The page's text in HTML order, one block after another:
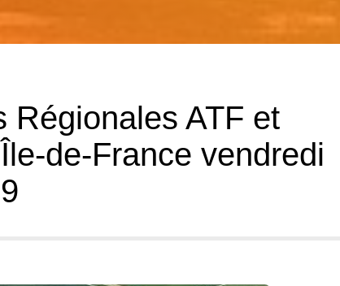
Régionales ATF et
de-France vendredi